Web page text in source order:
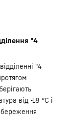
"4
"4
від -18 °C і